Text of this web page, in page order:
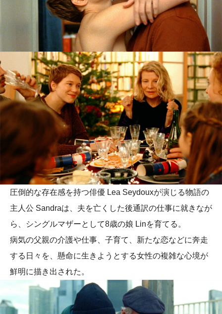
圧倒的な存在感を持つ俳優 Lea Seydouxが演じる物語の
主人公 Sandraは、夫を亡くした後通訳の仕事に就きなが
ら、シングルマザーとして8歳の娘 Linを育てる。
病気の父親の介護や仕事、子育て、新たな恋などに奔走
する日々を、懸命に生きようとする女性の複雑な心境が
鮮明に描き出された。